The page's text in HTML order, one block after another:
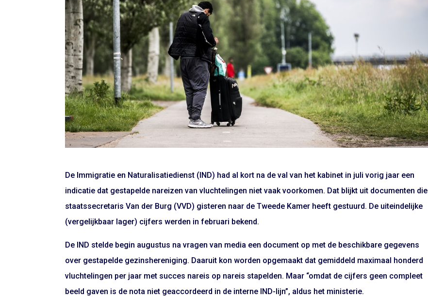
De Immigratie en Naturalisatiedienst (IND) had al kort na de val van het kabinet in juli vorig jaar een
indicatie dat gestapelde nareizen van vluchtelingen niet vaak voorkomen. Dat blijkt uit documenten die
staatssecretaris Van der Burg (VVD) gisteren naar de Tweede Kamer heeft gestuurd. De uiteindelijke
(vergelijkbaar lager) cijfers werden in februari bekend.
De IND stelde begin augustus na vragen van media een document op met de beschikbare gegevens
over gestapelde gezinshereniging. Daaruit kon worden opgemaakt dat gemiddeld maximaal honderd
vluchtelingen per jaar met succes nareis op nareis stapelden. Maar “omdat de cijfers geen compleet
beeld gaven is de nota niet geaccordeerd in de interne IND-lijn”, aldus het ministerie.